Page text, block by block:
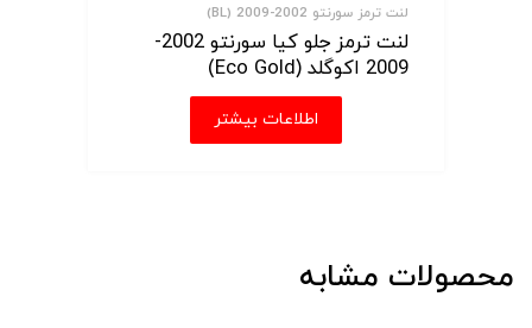
لنت ترمز سورنتو 2002-2009 (BL)
لنت ترمز جلو کیا سورنتو 2002-
2009 اکوگلد (Eco Gold)
اطلاعات بیشتر
محصولات مشابه